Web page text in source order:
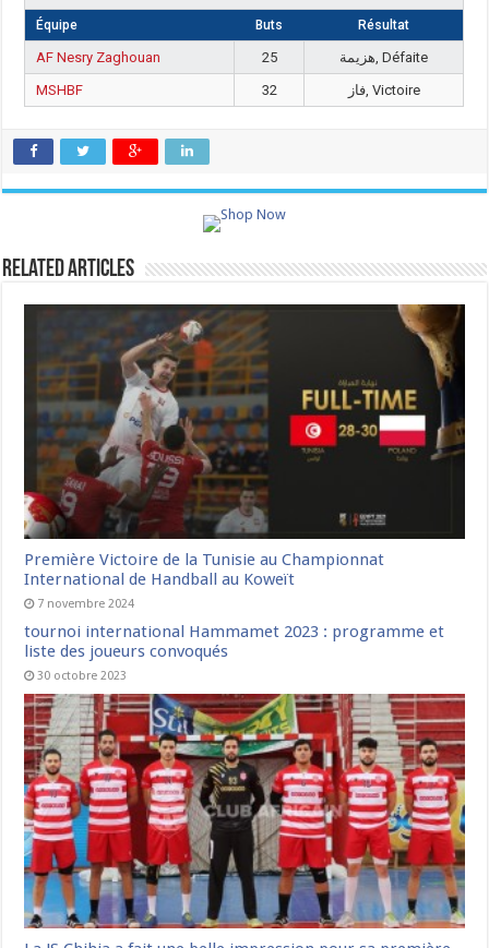
Équipe Buts Résultat
AF Nesry Zaghouan 25
هزيمة, Défaite
MSHBF
32 فاز, Victoire
Related Articles
Première Victoire de la Tunisie au Championnat
International de Handball au Koweït
7 novembre 2024
tournoi international Hammamet 2023 : programme et
liste des joueurs convoqués
30 octobre 2023